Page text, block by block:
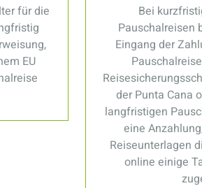
für die
EU
Bei
Pauschalreisen
Eingang der
der Punta Cana
langfristigen
eine
Reiseunterlagen
online einige